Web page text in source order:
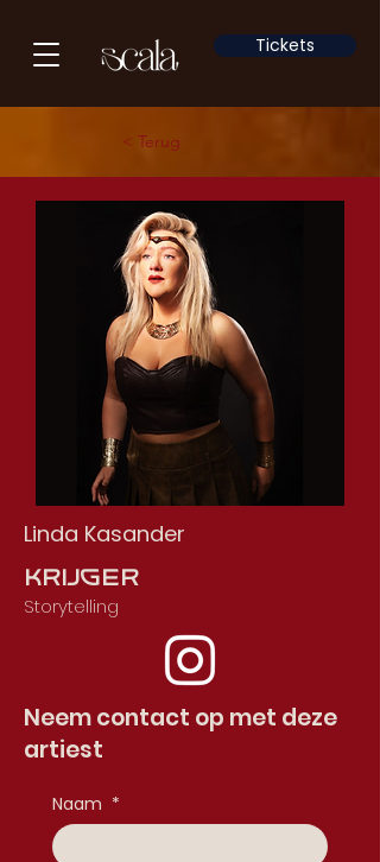
Tickets
< Terug
Linda Kasander
Krijger
Storytelling
Neem contact op met deze
artiest
Naam *